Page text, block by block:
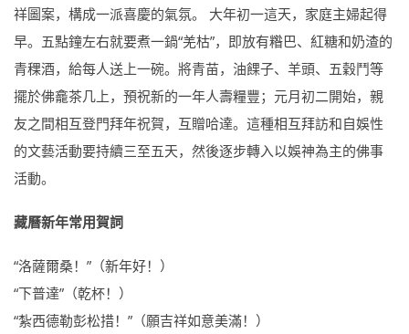
祥圖案，構成一派喜慶的氣氛。 大年初一這天，家庭主婦起得
早。五點鐘左右就要煮一鍋“羌枯”，即放有糌巴、紅糖和奶渣的
青稞酒，給每人送上一碗。將青苗，油餜子、羊頭、五穀鬥等
擺於佛龕茶几上，預祝新的一年人壽糧豐；元月初二開始，親
友之間相互登門拜年祝賀，互贈哈達。這種相互拜訪和自娛性
的文藝活動要持續三至五天，然後逐步轉入以娛神為主的佛事
活動。
藏曆新年常用賀詞
“洛薩爾桑！”（新年好！）
“下普達”（乾杯！）
“紮西德勒彭松措！”（願吉祥如意美滿！）